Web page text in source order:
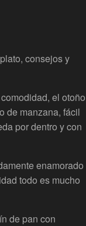
consejos y
el otoño
de manzana, fácil
por dentro y con
enamorado
todo es mucho
de pan con